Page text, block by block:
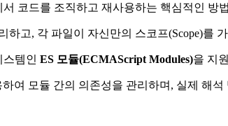
코드를 조직하고 재사용하는 핵심적인 방
하고, 각 파일이 자신만의 스코프(Scope)
스템인 ES 모듈(ECMAScript Modules)을 지
여 모듈 간의 의존성을 관리하며, 실제 해석